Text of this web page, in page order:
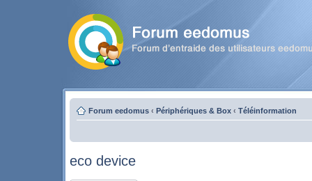
Forum eedomus ‹ Périphériques & Box ‹ Téléinformation
eco device